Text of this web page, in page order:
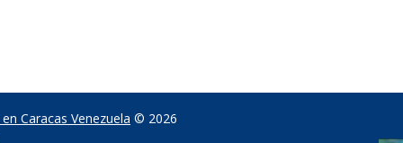
Caracas Venezuela © 2026